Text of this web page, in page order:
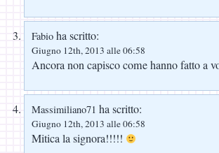
Fabio ha scritto:
Giugno 12th, 2013 alle 06:58
Ancora non capisco come hanno fatto a
Massimiliano71 ha scritto:
Giugno 12th, 2013 alle 06:58
Mitica la signora!!!!!